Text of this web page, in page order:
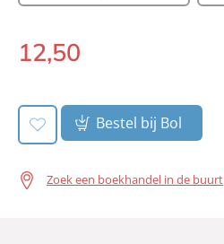
Paperback:
12,50
Bestel bij Bol
Zoek een boekhandel in de buurt